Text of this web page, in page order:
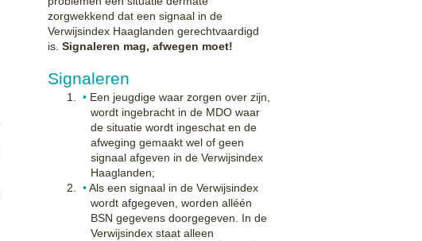
zorgwekkend dat een signaal in de
Verwijsindex Haaglanden gerechtvaardigd
is. Signaleren mag, afwegen moet!
Signaleren
Een jeugdige waar zorgen over zijn,
wordt ingebracht in de MDO waar
de situatie wordt ingeschat en de
afweging gemaakt wel of geen
signaal afgeven in de Verwijsindex
Haaglanden;
Als een signaal in de Verwijsindex
wordt afgegeven, worden alléén
BSN gegevens doorgegeven. In de
Verwijsindex staat alleen